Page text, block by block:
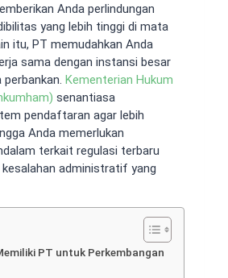
Anda perlindungan
yang lebih tinggi di mata
itu, PT memudahkan Anda
sama dengan instansi besar
Kementerian Hukum
senantiasa
pendaftaran agar lebih
Anda memerlukan
terkait regulasi terbaru
administratif yang
PT untuk Perkembangan